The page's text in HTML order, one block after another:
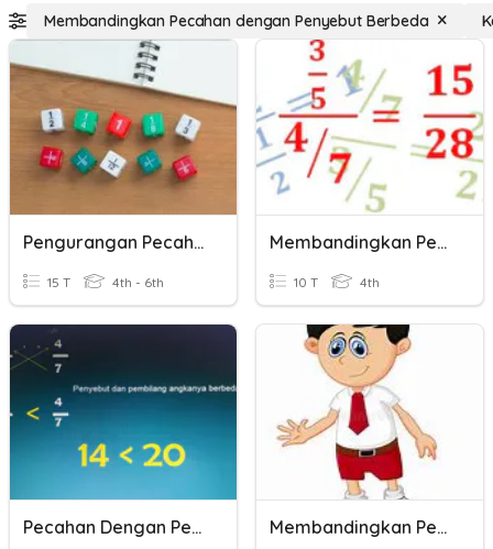
Membandingkan Pecahan dengan Penyebut Berbeda
Pengurangan Pecahan Berbeda Penyebut
15 T 4th - 6th
Membandingkan Pecahan
10 T 4th
Pecahan Dengan Penyebut Sama Membandingkan Pecahan